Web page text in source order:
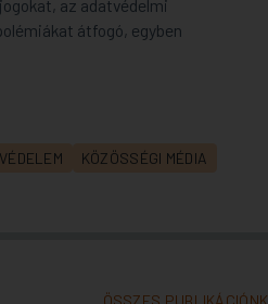
az adatvédelmi
átfogó, egyben
KÖZÖSSÉGI MÉDIA